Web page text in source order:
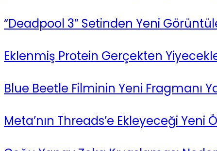
“Deadpool 3” Setinden Yeni
Eklenmiş Protein Gerçekten
Blue Beetle Filminin Yeni Fragmanı
Meta’nın Threads’e Ekleyeceği Yeni